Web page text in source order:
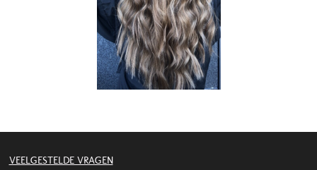
VEELGESTELDE VRAGEN